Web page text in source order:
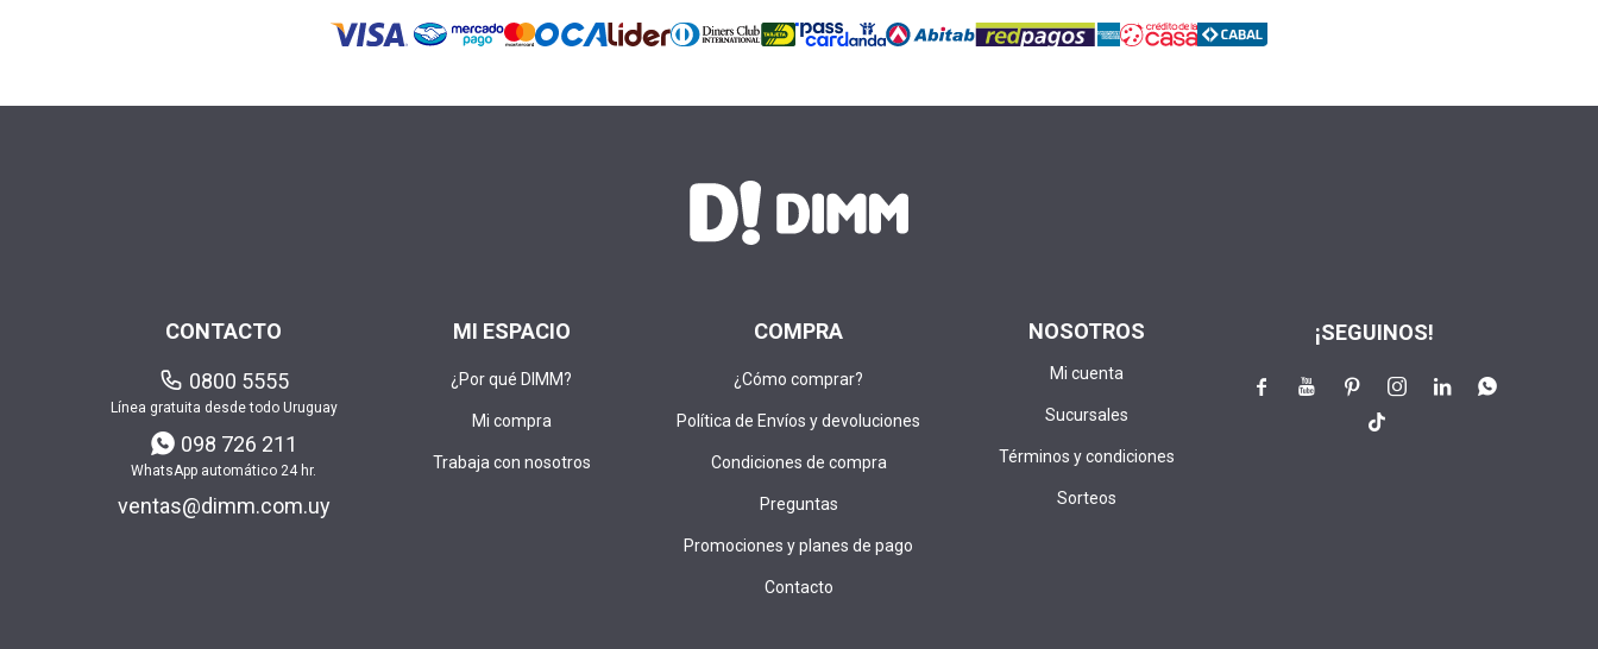
MI ESPACIO
¿Por qué DIMM?
Mi compra
Trabaja con nosotros
COMPRA
¿Cómo comprar?
Política de Envíos y devoluciones
Condiciones de compra
Preguntas
Promociones y planes de pago
Contacto
NOSOTROS
Mi cuenta
Sucursales
Términos y condiciones
Sorteos
CONTACTO
0800 5555
Línea gratuita desde todo Uruguay
098 726 211
WhatsApp automático 24 hr.
ventas@dimm.com.uy
¡SEGUINOS!
    

